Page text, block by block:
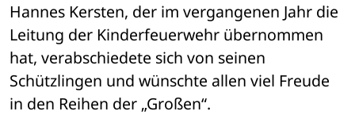
Hannes Kersten, der im vergangenen Jahr die
Leitung der Kinderfeuerwehr übernommen
hat, verabschiedete sich von seinen
Schützlingen und wünschte allen viel Freude
in den Reihen der „Großen“.